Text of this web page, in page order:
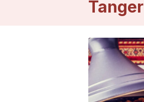
Tanger